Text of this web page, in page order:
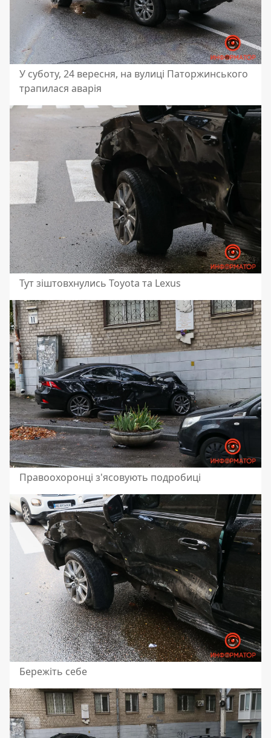
У суботу, 24 вересня, на вулиці Паторжинського
трапилася аварія
Тут зіштовхнулись Toyota та Lexus
Правоохоронці з'ясовують подробиці
Бережіть себе